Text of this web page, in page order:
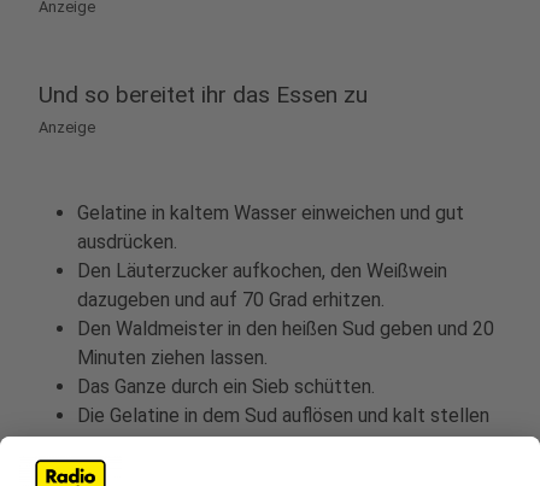
Anzeige
Und so bereitet ihr das Essen zu
Anzeige
Gelatine in kaltem Wasser einweichen und gut
ausdrücken.
Den Läuterzucker aufkochen, den Weißwein
dazugeben und auf 70 Grad erhitzen.
Den Waldmeister in den heißen Sud geben und 20
Minuten ziehen lassen.
Das Ganze durch ein Sieb schütten.
Die Gelatine in dem Sud auflösen und kalt stellen
bis er geliert
Vor dem Anrichten portionsweise eiskalten